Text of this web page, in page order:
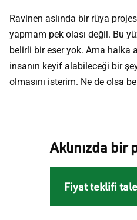
Ravinen aslında bir rüya
yapmam pek olası değil. Bu
belirli bir eser yok. Ama halka
insanın keyif alabileceği bir
olmasını isterim. Ne de olsa
Aklınızda bir
Fiyat teklifi